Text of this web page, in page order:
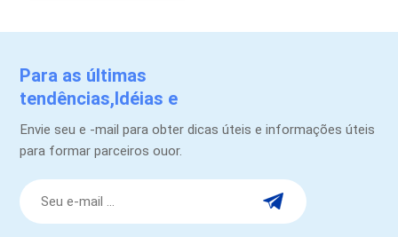
Para as últimas
tendências,Idéias e
promoções.
Envie seu e -mail para obter dicas úteis e informações úteis
para formar parceiros ouor.